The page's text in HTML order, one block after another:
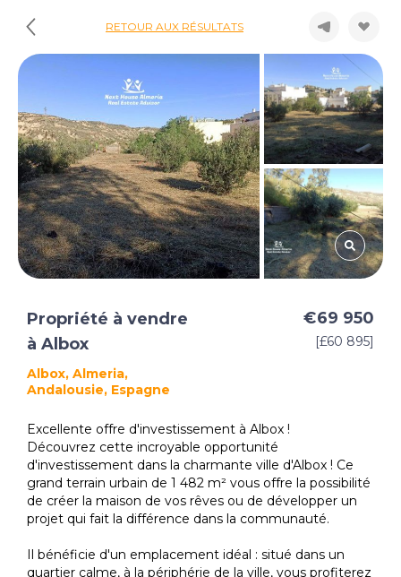
RETOUR AUX RÉSULTATS
Propriété à vendre
à Albox
Albox, Almeria,
Andalousie, Espagne
€69 950
[£60 895]
Excellente offre d'investissement à Albox !
Découvrez cette incroyable opportunité
d'investissement dans la charmante ville d'Albox ! Ce
grand terrain urbain de 1 482 m² vous offre la possibilité
de créer la maison de vos rêves ou de développer un
projet qui fait la différence dans la communauté.
Il bénéficie d'un emplacement idéal : situé dans un
quartier calme, à la périphérie de la ville, vous profiterez